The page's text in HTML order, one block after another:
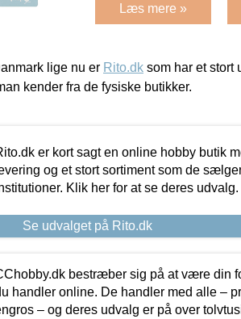
Læs mere »
lige nu er Rito.dk som har et stort
kender fra de fysiske butikker.
er kort sagt en online hobby butik
og et stort sortiment som de
Klik her for at se deres udvalg.
Se udvalget på Rito.dk
bestræber sig på at være din
handler online. De handler med alle –
– og deres udvalg er på over